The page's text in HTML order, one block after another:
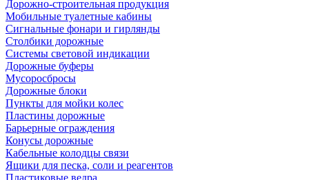
Дорожно-строительная продукция
Мобильные туалетные кабины
Сигнальные фонари и гирлянды
Столбики дорожные
Системы световой индикации
Дорожные буферы
Мусоросбросы
Дорожные блоки
Пункты для мойки колес
Пластины дорожные
Барьерные ограждения
Конусы дорожные
Кабельные колодцы связи
Ящики для песка, соли и реагентов
Пластиковые ведра